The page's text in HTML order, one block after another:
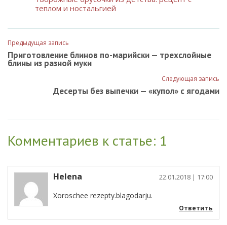
теплом и ностальгией
Предыдущая запись
Приготовление блинов по-марийски — трехслойные
блины из разной муки
Следующая запись
Десерты без выпечки — «купол» с ягодами
Комментариев к статье: 1
Helena 22.01.2018 | 17:00
Xoroschee rezepty.blagodarju.
Ответить